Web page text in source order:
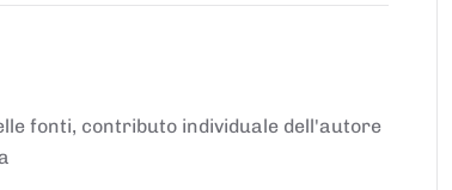
fonti, contributo individuale dell'autore